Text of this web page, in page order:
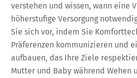
verstehen und wissen, wann eine
höherstufige Versorgung
Sie sich vor, indem Sie
Präferenzen kommunizieren und
aufbauen, das Ihre Ziele
Mutter und Baby während Wehen